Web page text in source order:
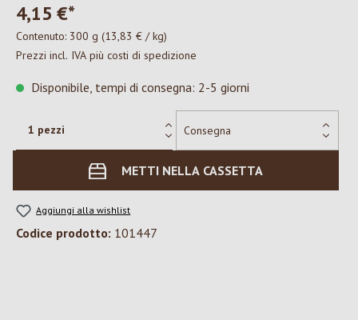
4,15 €*
Contenuto: 300 g (13,83 € / kg)
Prezzi incl. IVA più costi di spedizione
Disponibile, tempi di consegna: 2-5 giorni
METTI NELLA CASSETTA
Aggiungi alla wishlist
Codice prodotto: 101447